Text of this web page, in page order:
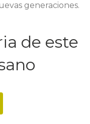
generaciones.
de este